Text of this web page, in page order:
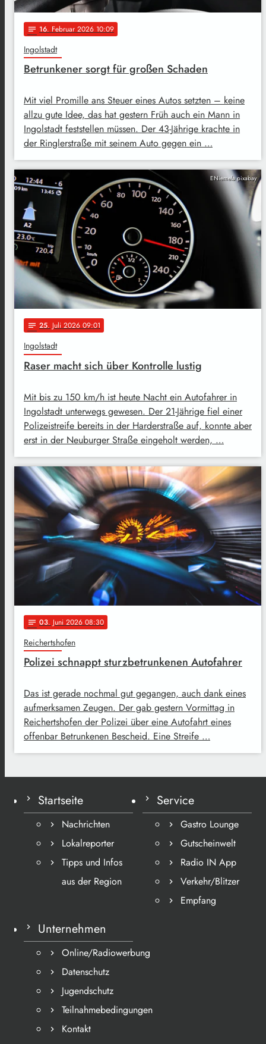
notes 16. Februar 2026 10:09
Ingolstadt
Betrunkener sorgt für großen Schaden
Mit viel Promille ans Steuer eines Autos setzten – keine
allzu gute Idee, das hat gestern Früh auch ein Mann in
Ingolstadt feststellen müssen. Der 43-Jährige krachte in
der Ringlerstraße mit seinem Auto gegen ein …
ENiemela pixabay
notes 25. Juli 2026 09:01
Ingolstadt
Raser macht sich über Kontrolle lustig
Mit bis zu 150 km/h ist heute Nacht ein Autofahrer in
Ingolstadt unterwegs gewesen. Der 21-Jährige fiel einer
Polizeistreife bereits in der Harderstraße auf, konnte aber
erst in der Neuburger Straße eingeholt werden, …
notes 03. Juni 2026 08:30
Reichertshofen
Polizei schnappt sturzbetrunkenen Autofahrer
Das ist gerade nochmal gut gegangen, auch dank eines
aufmerksamen Zeugen. Der gab gestern Vormittag in
Reichertshofen der Polizei über eine Autofahrt eines
offenbar Betrunkenen Bescheid. Eine Streife …
Startseite
Nachrichten
Lokalreporter
Tipps und Infos
aus der Region
Service
Gastro Lounge
Gutscheinwelt
Radio IN App
Verkehr/Blitzer
Empfang
Unternehmen
Online/Radiowerbung
Datenschutz
Jugendschutz
Teilnahmebedingungen
Kontakt